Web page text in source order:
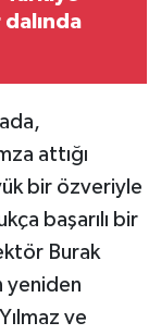
attığı
bir özveriyle
başarılı bir
Burak
yeniden
ve